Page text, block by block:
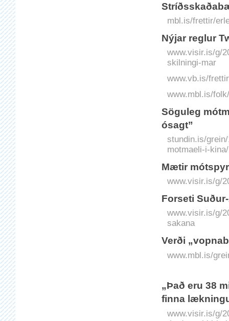
mbl.is/frettir/
Nýjar reglur
www.visir.is/g/
skilningi-mar
www.vb.is/
www.mbl.is/
Söguleg
ósagt”
stundin.is/
motmaeli-i-kina/
Mætir
www.visir.is/g/
For­seti
www.visir.is/g/
sakana
Verði
www.mbl.is/
„Það eru 38
finna
www.visir.is/g/